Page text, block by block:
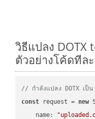
วิธีแปลง DOTX
ตัวอย่างโค้ดทีล
// กำลังแปลง DOTX เป็น
const request = new
name: